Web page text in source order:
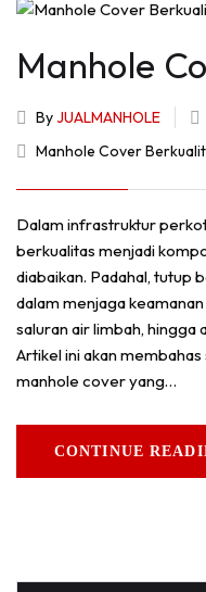
Manhole
ByJUALMANHOLE
Manhole Cover
Dalam infrastruktur
berkualitas menjadi
diabaikan. Padahal, tutup
dalam menjaga
saluran air limbah, hingga
Artikel ini akan
manhole cover yang…
CONTINUE